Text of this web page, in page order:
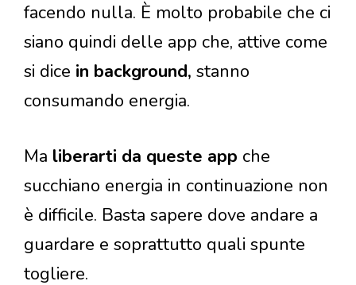
facendo nulla. È molto probabile che ci
siano quindi delle app che, attive come
si dice in background, stanno
consumando energia.
Ma liberarti da queste app che
succhiano energia in continuazione non
è difficile. Basta sapere dove andare a
guardare e soprattutto quali spunte
togliere.